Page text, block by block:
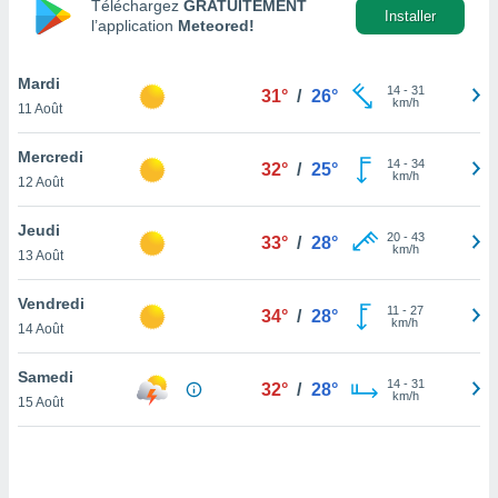
un
la
du
votre
à
en
le
Téléchargez GRATUITEMENT
l’application Meteored!
Installer
Mardi
11 Août
31° / 26° 14- 31
km/h
Mercredi
12 Août
32° / 25° 14- 34
km/h
Jeudi
13 Août
33° / 28° 20- 43
km/h
Vendredi
14 Août
34° / 28° 11 - 27
km/h
Samedi
15 Août
32° / 28° 14- 31
km/h